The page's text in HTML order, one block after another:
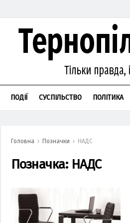
ПОДІЇ СУСПІЛЬСТВО ПОЛІТИКА
Головна Позначки НАДС
Позначка: НАДС